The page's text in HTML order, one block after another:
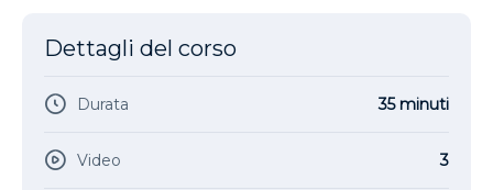
Dettagli del corso
Durata 35 minuti
Video 3